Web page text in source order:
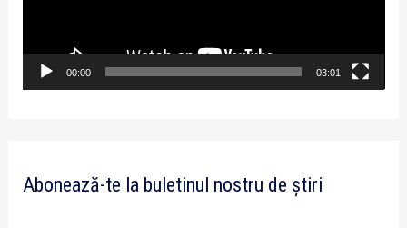
o
00:00 03:01
Abonează-te la buletinul nostru de știri